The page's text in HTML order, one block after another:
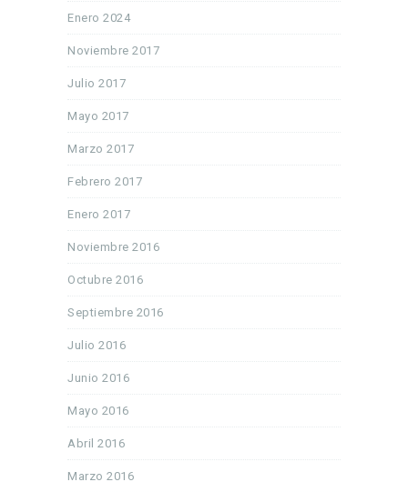
Enero 2024
Noviembre 2017
Julio 2017
Mayo 2017
Marzo 2017
Febrero 2017
Enero 2017
Noviembre 2016
Octubre 2016
Septiembre 2016
Julio 2016
Junio 2016
Mayo 2016
Abril 2016
Marzo 2016